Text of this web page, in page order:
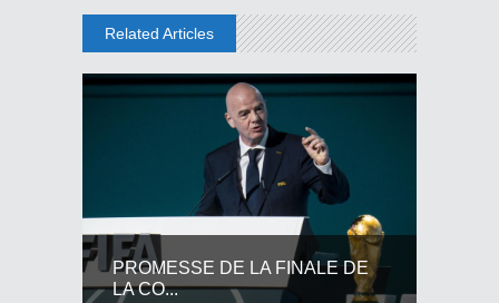
Related Articles
PROMESSE DE LA FINALE DE
LA CO...